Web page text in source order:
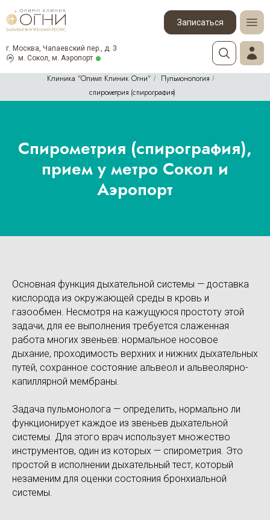
Записаться
м. Сокол, м. Аэропорт
г. Москва, Чапаевский пер., д. 3
Клиника "Олимп Клиник Огни" / Пульмонология /
спирометрия (спирография)
Спирометрия (спирография),
прием у метро Сокол и
Аэропорт
Основная функция дыхательной системы — доставка
кислорода из окружающей среды в кровь и
газообмен. Несмотря на кажущуюся простоту этой
задачи, для ее выполнения требуется слаженная
работа многих звеньев: нормальное носовое
дыхание, проходимость верхних и нижних дыхательных
путей, сохранное состояние альвеол и альвеолярно-
капиллярной мембраны.
Задача пульмонолога — определить, нормально ли
функционирует каждое из звеньев дыхательной
системы. Для этого врач использует множество
инструментов, один из которых — спирометрия. Это
простой в исполнении дыхательный тест, который
незаменим для оценки состояния бронхиальной
системы.